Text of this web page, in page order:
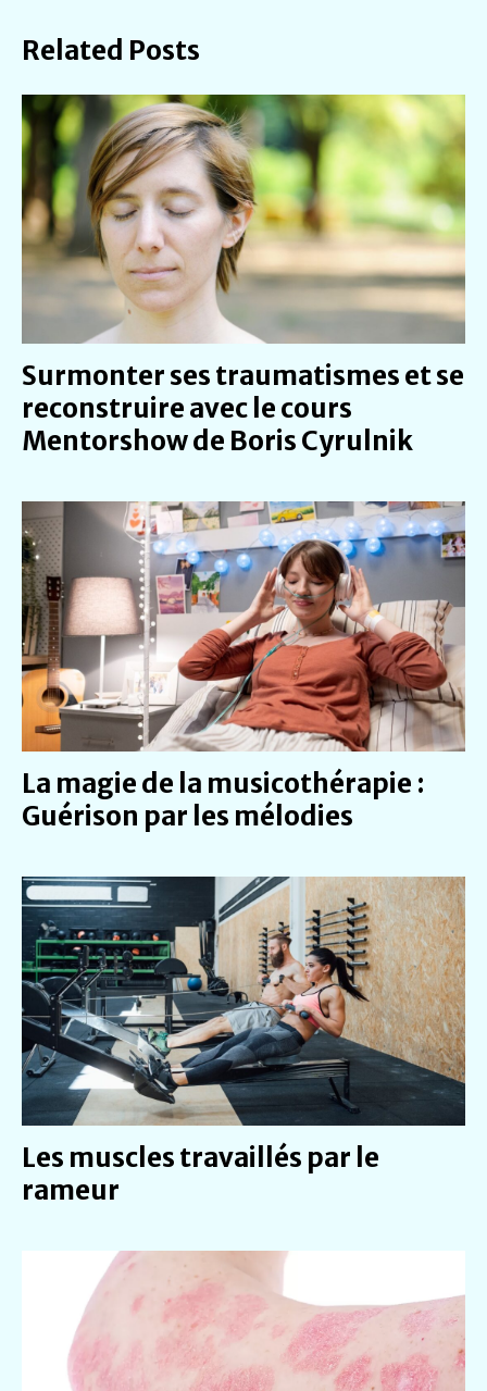
Related Posts
Surmonter ses traumatismes et se
reconstruire avec le cours
Mentorshow de Boris Cyrulnik
La magie de la musicothérapie :
Guérison par les mélodies
Les muscles travaillés par le
rameur